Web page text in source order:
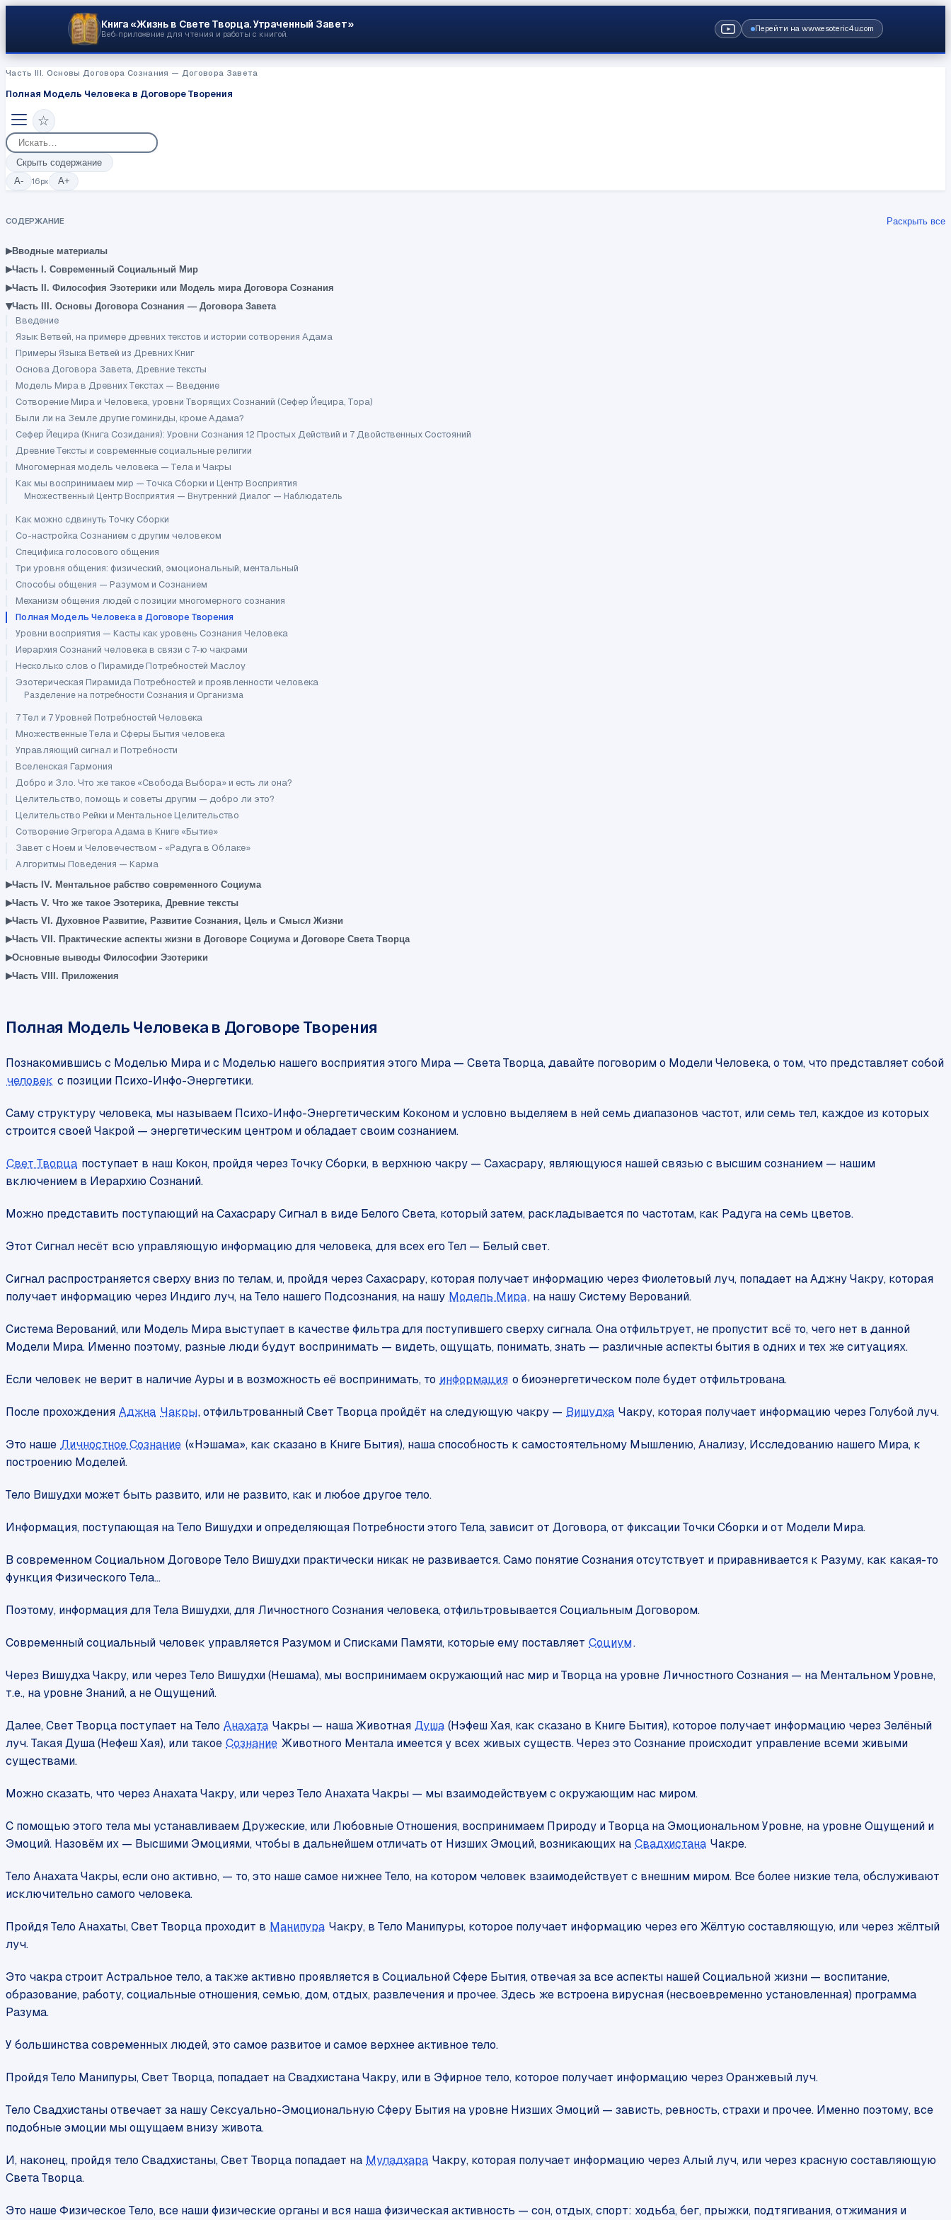
Книга «Жизнь в Свете Творца.Утраченный Завет»
Веб‑приложение для чтения и работы с книгой.
Перейти на www.esoteric4u.com
Часть III. Основы Договора Сознания — Договора Завета
Полная Модель Человека в Договоре Творения
☆
Скрыть содержание
A-
16px A+
СОДЕРЖАНИЕ Раскрыть все
▸Вводные материалы
▸Часть I. Современный Социальный Мир
▸Часть II. Философия Эзотерики или Модель мира Договора Сознания
▾Часть III. Основы Договора Сознания — Договора Завета
Введение
Язык Ветвей, на примере древних текстов и истории сотворения Адама
Примеры Языка Ветвей из Древних Книг
Основа Договора Завета, Древние тексты
Модель Мира в Древних Текстах — Введение
Сотворение Мира и Человека, уровни Творящих Сознаний (Сефер Йецира, Тора)
Были ли на Земле другие гоминиды, кроме Адама?
Сефер Йецира (Книга Созидания): Уровни Сознания 12 Простых Действий и 7 Двойственных Состояний
Древние Тексты и современные социальные религии
Многомерная модель человека — Тела и Чакры
Как мы воспринимаем мир — Точка Сборки и Центр Восприятия
Множественный Центр Восприятия — Внутренний Диалог — Наблюдатель
Как можно сдвинуть Точку Сборки
Со-настройка Сознанием с другим человеком
Специфика голосового общения
Три уровня общения: физический, эмоциональный, ментальный
Способы общения — Разумом и Сознанием
Механизм общения людей с позиции многомерного сознания
Полная Модель Человека в Договоре Творения
Уровни восприятия — Касты как уровень Сознания Человека
Иерархия Сознаний человека в связи с 7-ю чакрами
Несколько слов о Пирамиде Потребностей Маслоу
Эзотерическая Пирамида Потребностей и проявленности человека
Разделение на потребности Сознания и Организма
7 Тел и 7 Уровней Потребностей Человека
Множественные Тела и Сферы Бытия человека
Управляющий сигнал и Потребности
Вселенская Гармония
Добро и Зло. Что же такое «Свобода Выбора» и есть ли она?
Целительство, помощь и советы другим — добро ли это?
Целительство Рейки и Ментальное Целительство
Сотворение Эгрегора Адама в Книге «Бытие»
Завет с Ноем и Человечеством - «Радуга в Облаке»
Алгоритмы Поведения — Карма
▸Часть IV. Ментальное рабство современного Социума
▸Часть V. Что же такое Эзотерика, Древние тексты
▸Часть VI. Духовное Развитие, Развитие Сознания, Цель и Смысл Жизни
▸Часть VII. Практические аспекты жизни в Договоре Социума и Договоре Света Творца
▸Основные выводы Философии Эзотерики
▸Часть VIII. Приложения
Полная Модель Человека в Договоре Творения
Познакомившись с Моделью Мира и с Моделью нашего восприятия этого Мира — Света Творца, давайте поговорим о Модели Человека, о том, что представляет собой
человек с позиции Психо-Инфо-Энергетики.
Саму структуру человека, мы называем Психо-Инфо-Энергетическим Коконом и условно выделяем в ней семь диапазонов частот, или семь тел, каждое из которых
строится своей Чакрой — энергетическим центром и обладает своим сознанием.
Свет Творца поступает в наш Кокон, пройдя через Точку Сборки, в верхнюю чакру — Сахасрару, являющуюся нашей связью с высшим сознанием — нашим
включением в Иерархию Сознаний.
Можно представить поступающий на Сахасрару Сигнал в виде Белого Света, который затем, раскладывается по частотам, как Радуга на семь цветов.
Этот Сигнал несёт всю управляющую информацию для человека, для всех его Тел — Белый свет.
Сигнал распространяется сверху вниз по телам, и, пройдя через Сахасрару, которая получает информацию через Фиолетовый луч, попадает на Аджну Чакру, которая
получает информацию через Индиго луч, на Тело нашего Подсознания, на нашу Модель Мира, на нашу Систему Верований.
Система Верований, или Модель Мира выступает в качестве фильтра для поступившего сверху сигнала. Она отфильтрует, не пропустит всё то, чего нет в данной
Модели Мира. Именно поэтому, разные люди будут воспринимать — видеть, ощущать, понимать, знать — различные аспекты бытия в одних и тех же ситуациях.
Если человек не верит в наличие Ауры и в возможность её воспринимать, то информация о биоэнергетическом поле будет отфильтрована.
После прохождения Аджна Чакры, отфильтрованный Свет Творца пройдёт на следующую чакру — Вишудха Чакру, которая получает информацию через Голубой луч.
Это наше Личностное Сознание («Нэшама», как сказано в Книге Бытия), наша способность к самостоятельному Мышлению, Анализу, Исследованию нашего Мира, к
построению Моделей.
Тело Вишудхи может быть развито, или не развито, как и любое другое тело.
Информация, поступающая на Тело Вишудхи и определяющая Потребности этого Тела, зависит от Договора, от фиксации Точки Сборки и от Модели Мира.
В современном Социальном Договоре Тело Вишудхи практически никак не развивается. Само понятие Сознания отсутствует и приравнивается к Разуму, как какая-то
функция Физического Тела…
Поэтому, информация для Тела Вишудхи, для Личностного Сознания человека, отфильтровывается Социальным Договором.
Современный социальный человек управляется Разумом и Списками Памяти, которые ему поставляет Социум.
Через Вишудха Чакру, или через Тело Вишудхи (Нешама), мы воспринимаем окружающий нас мир и Творца на уровне Личностного Сознания — на Ментальном Уровне,
т.е., на уровне Знаний, а не Ощущений.
Далее, Свет Творца поступает на Тело Анахата Чакры — наша Животная Душа (Нэфеш Хая, как сказано в Книге Бытия), которое получает информацию через Зелёный
луч. Такая Душа (Нефеш Хая), или такое Сознание Животного Ментала имеется у всех живых существ. Через это Сознание происходит управление всеми живыми
существами.
Можно сказать, что через Анахата Чакру, или через Тело Анахата Чакры — мы взаимодействуем с окружающим нас миром.
С помощью этого тела мы устанавливаем Дружеские, или Любовные Отношения, воспринимаем Природу и Творца на Эмоциональном Уровне, на уровне Ощущений и
Эмоций. Назовём их — Высшими Эмоциями, чтобы в дальнейшем отличать от Низших Эмоций, возникающих на Свадхистана Чакре.
Тело Анахата Чакры, если оно активно, — то, это наше самое нижнее Тело, на котором человек взаимодействует с внешним миром. Все более низкие тела, обслуживают
исключительно самого человека.
Пройдя Тело Анахаты, Свет Творца проходит в Манипура Чакру, в Тело Манипуры, которое получает информацию через его Жёлтую составляющую, или через жёлтый
луч.
Это чакра строит Астральное тело, а также активно проявляется в Социальной Сфере Бытия, отвечая за все аспекты нашей Социальной жизни — воспитание,
образование, работу, социальные отношения, семью, дом, отдых, развлечения и прочее. Здесь же встроена вирусная (несвоевременно установленная) программа
Разума.
У большинства современных людей, это самое развитое и самое верхнее активное тело.
Пройдя Тело Манипуры, Свет Творца, попадает на Свадхистана Чакру, или в Эфирное тело, которое получает информацию через Оранжевый луч.
Тело Свадхистаны отвечает за нашу Сексуально-Эмоциональную Сферу Бытия на уровне Низших Эмоций — зависть, ревность, страхи и прочее. Именно поэтому, все
подобные эмоции мы ощущаем внизу живота.
И, наконец, пройдя тело Свадхистаны, Свет Творца попадает на Муладхара Чакру, которая получает информацию через Алый луч, или через красную составляющую
Света Творца.
Это наше Физическое Тело, все наши физические органы и вся наша физическая активность — сон, отдых, спорт: ходьба, бег, прыжки, подтягивания, отжимания и